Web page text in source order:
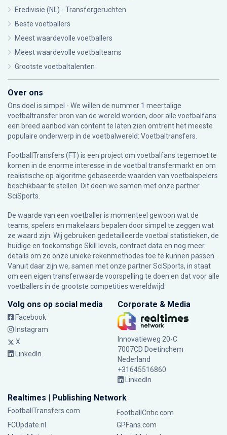
Eredivisie (NL) - Transfergeruchten
Beste voetballers
Meest waardevolle voetballers
Meest waardevolle voetbalteams
Grootste voetbaltalenten
Over ons
Ons doel is simpel - We willen de nummer 1 meertalige
voetbaltransfer bron van de wereld worden, door alle voetbalfans
een breed aanbod van content te laten zien omtrent het meeste
populaire onderwerp in de voetbalwereld: Voetbaltransfers.
FootballTransfers (FT) is een project om voetbalfans tegemoet te
komen in de enorme interesse in de voetbal transfermarkt en om
realistische op algoritme gebaseerde waarden van voetbalspelers
beschikbaar te stellen. Dit doen we samen met onze partner
SciSports
De waarde van een voetballer is momenteel gewoon wat de
teams, spelers en makelaars bepalen door simpel te zeggen wat
ze waard zijn. Wij gebruiken gedetailleerde voetbal statistieken, de
huidige en toekomstige Skill levels, contract data en nog meer
details om zo onze unieke rekenmethodes toe te kunnen passen.
Vanuit daar zijn we, samen met onze partner SciSports, in staat
om een eigen transferwaarde voorspelling te doen en dat voor alle
voetballers in de grootste competities wereldwijd.
Volg ons op social media
Facebook
Instagram
X
LinkedIn
Corporate & Media
Innovatieweg 20-C
7007CD Doetinchem
Nederland
+31645516860
LinkedIn
Realtimes | Publishing Network
FootballTransfers.com
FootballCritic.com
FCUpdate.nl
GPFans.com